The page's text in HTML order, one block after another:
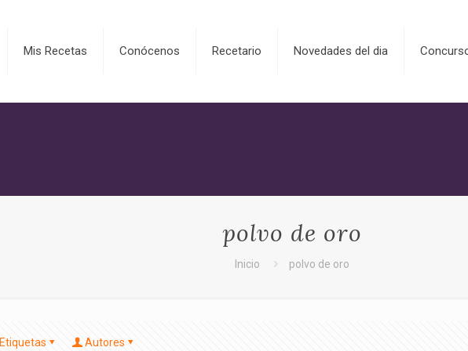
Mis Recetas Conócenos Recetario Novedades del dia
polvo de oro
Inicio polvo de oro
Etiquetas Autores